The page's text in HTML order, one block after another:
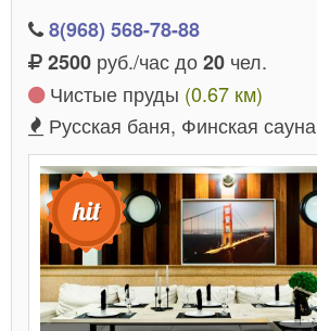
8(968) 568-78-88
2500 руб./час до20 чел.
Чистые пруды (0.67 км)
Русская баня, Финская сауна